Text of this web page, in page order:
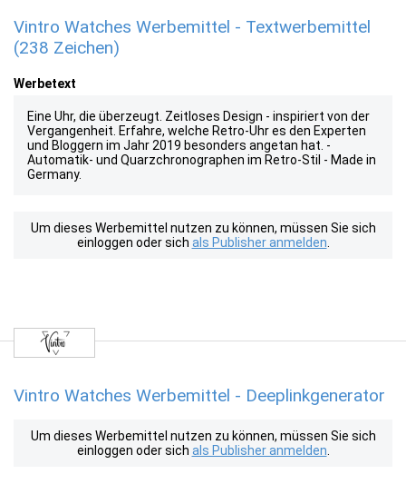
Vintro Watches Werbemittel - Textwerbemittel
(238 Zeichen)
Werbetext
Eine Uhr, die überzeugt. Zeitloses Design - inspiriert von der
Vergangenheit. Erfahre, welche Retro-Uhr es den Experten
und Bloggern im Jahr 2019 besonders angetan hat. -
Automatik- und Quarzchronographen im Retro-Stil - Made in
Germany.
Um dieses Werbemittel nutzen zu können, müssen Sie sich
einloggen oder sich als Publisher anmelden
Vintro Watches Werbemittel - Deeplinkgenerator
Um dieses Werbemittel nutzen zu können, müssen Sie sich
einloggen oder sich als Publisher anmelden